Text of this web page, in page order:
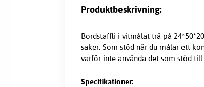
Produktbeskrivning:
Bordstaffli i vitmålat trä på
saker. Som stöd när du målar ett
varför inte använda det som stöd till
Specifikationer: